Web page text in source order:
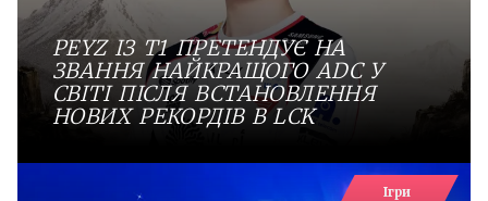
PEYZ ІЗ T1 ПРЕТЕНДУЄ НА
ЗВАННЯ НАЙКРАЩОГО ADC У
СВІТІ ПІСЛЯ ВСТАНОВЛЕННЯ
НОВИХ РЕКОРДІВ В LCK
Ігри